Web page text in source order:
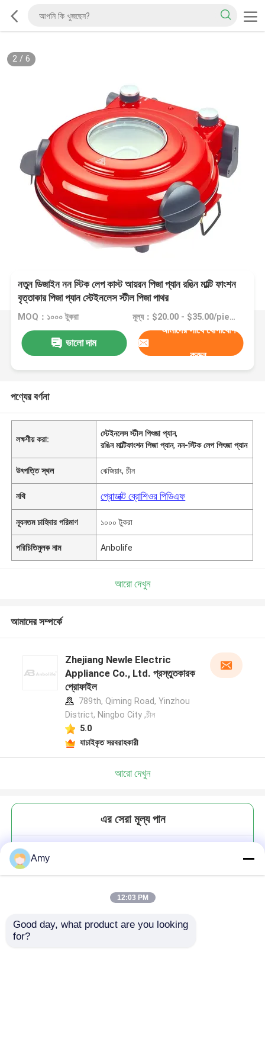
2/ 6
নতুন ডিজাইন নন স্টিক লেপ কাস্ট আয়রন পিজা প্যান রঙিন মাল্টি ফাংশন
বৃত্তাকার পিজা প্যান স্টেইনলেস স্টীল পিজা পাথর
MOQ：১০০০ টুকরা মূল্য：$20.00 - $35.00/pieces
ভালো দাম
আমাদের সাথে যোগাযোগ
করুন
পণ্যের বর্ণনা
লক্ষণীয় করা:
স্টেইনলেস স্টীল পিৎজা প্যান,
রঙিন মাল্টিফাংশন পিজা প্যান,নন-স্টিক লেপ পিৎজা প্যান
উৎপত্তি স্থল ঝেজিয়াং, চীন
নথি প্রোডাক্ট ব্রোশিওর পিডিএফ
ন্যূনতম চাহিদার পরিমাণ ১০০০ টুকরা
পরিচিতিমুলক নাম Anbolife
আরো দেখুন
আমাদের সম্পর্কে
Zhejiang Newle Electric
Appliance Co., Ltd. প্রস্তুতকারক
প্রোফাইল
789th, Qiming Road, Yinzhou
District, Ningbo City ,চীন
5.0
যাচাইকৃত সরবরাহকারী
আরো দেখুন
এর সেরা মূল্য পান
Amy
12:03 PM
Good day, what product are you looking
for?